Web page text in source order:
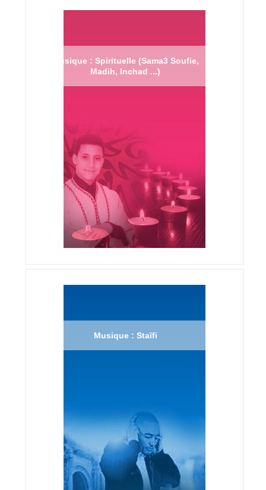
Musique : Spirituelle (Sama3 Soufie,
Madih, Inchad ...)
Musique : Staïfi